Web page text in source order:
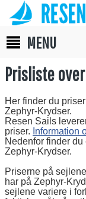
MENU
Prisliste
Her finder du
Zephyr-Krydser.
Resen Sails
priser. Information
Nedenfor finder
Zephyr-Krydser.
Priserne på
har på Zephyr-
sejlene variere i